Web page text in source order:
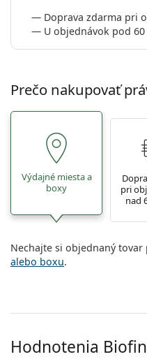
Doprava zdarma pri
U objednávok pod
Prečo nakupovať
Výdajné miesta a
boxy
pri
nad
Nechajte si objednaný tovar
alebo boxu.
Hodnotenia